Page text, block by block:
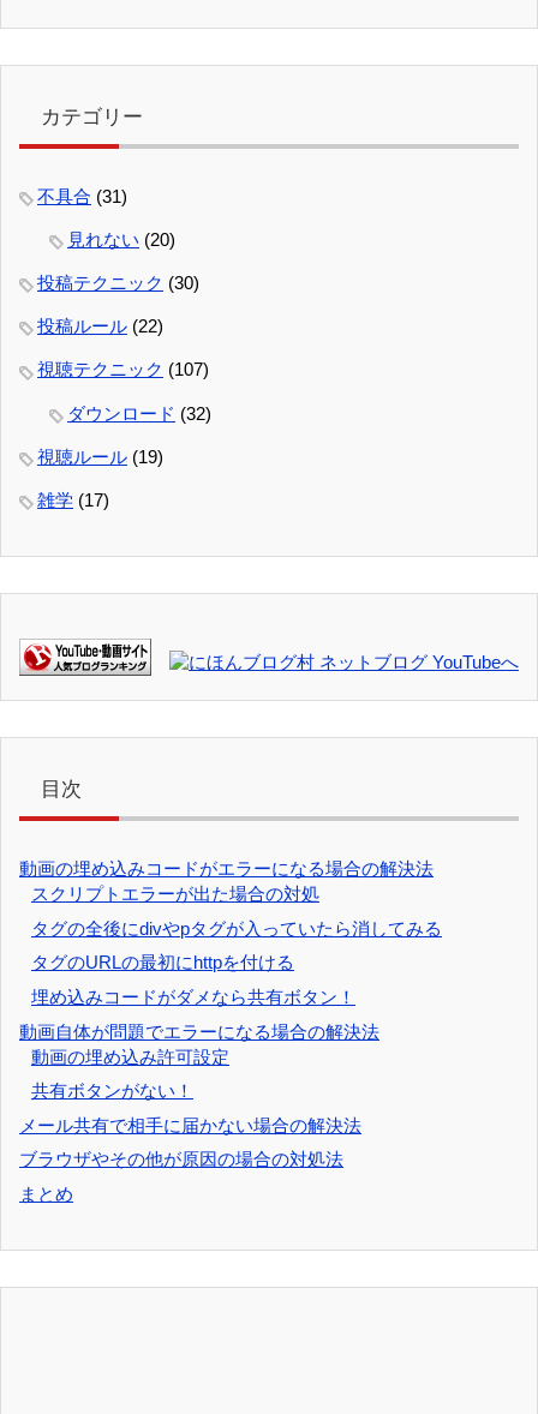
カテゴリー
不具合 (31)
見れない (20)
投稿テクニック (30)
投稿ルール (22)
視聴テクニック (107)
ダウンロード (32)
視聴ルール (19)
雑学 (17)
目次
動画の埋め込みコードがエラーになる場合の解決法
スクリプトエラーが出た場合の対処
タグの全後にdivやpタグが入っていたら消してみる
タグのURLの最初にhttpを付ける
埋め込みコードがダメなら共有ボタン！
動画自体が問題でエラーになる場合の解決法
動画の埋め込み許可設定
共有ボタンがない！
メール共有で相手に届かない場合の解決法
ブラウザやその他が原因の場合の対処法
まとめ